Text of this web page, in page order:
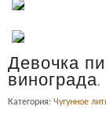
Девочка
винограда.
Категория: Чугунное